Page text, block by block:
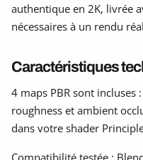
authentique en 2K, livrée
nécessaires à un rendu
Caractéristiques
4 maps PBR sont incluses
roughness et ambient
dans votre shader
Compatibilité testée :